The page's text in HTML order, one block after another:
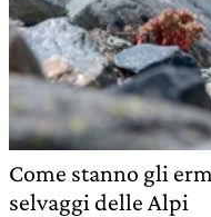
Come stanno gli
selvaggi delle Alpi